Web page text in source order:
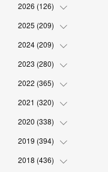
2026 (126)
(4)
(17
(17
(19
(17
(18
(16
(18
2025 (209)
(18
(17
(18
(17
(18
(18
(18
2024 (209)
(19
(18
(17
(16
(18
(17
2023 (280)
(19
(17
(18
(17
(18
2022 (365)
(31
(30
(30
(30
2021 (320)
(24
(24
(29
2020 (338)
(25
(26
2019 (394)
(29
2018 (436)